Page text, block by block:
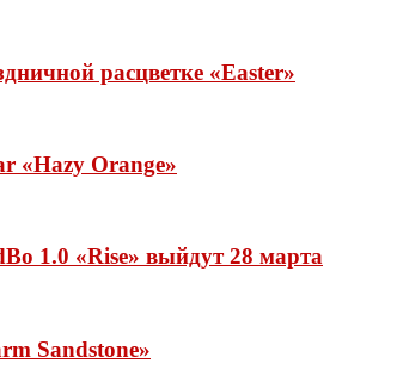
расцветке «Easter»
«Hazy Orange»
1.0 «Rise» выйдут 28 марта
Sandstone»